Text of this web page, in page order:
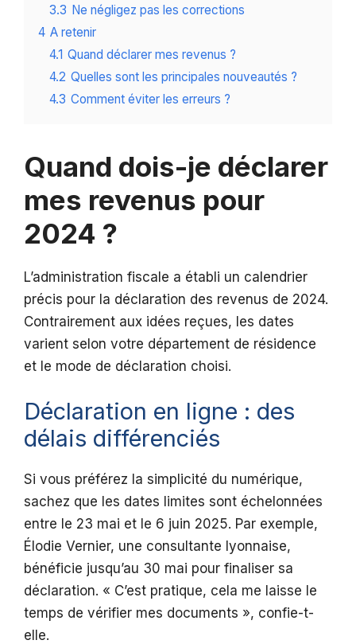
3.3 Ne négligez pas les corrections
4 A retenir
4.1 Quand déclarer mes revenus ?
4.2 Quelles sont les principales nouveautés ?
4.3 Comment éviter les erreurs ?
Quand dois-je déclarer
mes revenus pour
2024 ?
L’administration fiscale a établi un calendrier
précis pour la déclaration des revenus de 2024.
Contrairement aux idées reçues, les dates
varient selon votre département de résidence
et le mode de déclaration choisi.
Déclaration en ligne : des
délais différenciés
Si vous préférez la simplicité du numérique,
sachez que les dates limites sont échelonnées
entre le 23 mai et le 6 juin 2025. Par exemple,
Élodie Vernier, une consultante lyonnaise,
bénéficie jusqu’au 30 mai pour finaliser sa
déclaration. « C’est pratique, cela me laisse le
temps de vérifier mes documents », confie-t-
elle.